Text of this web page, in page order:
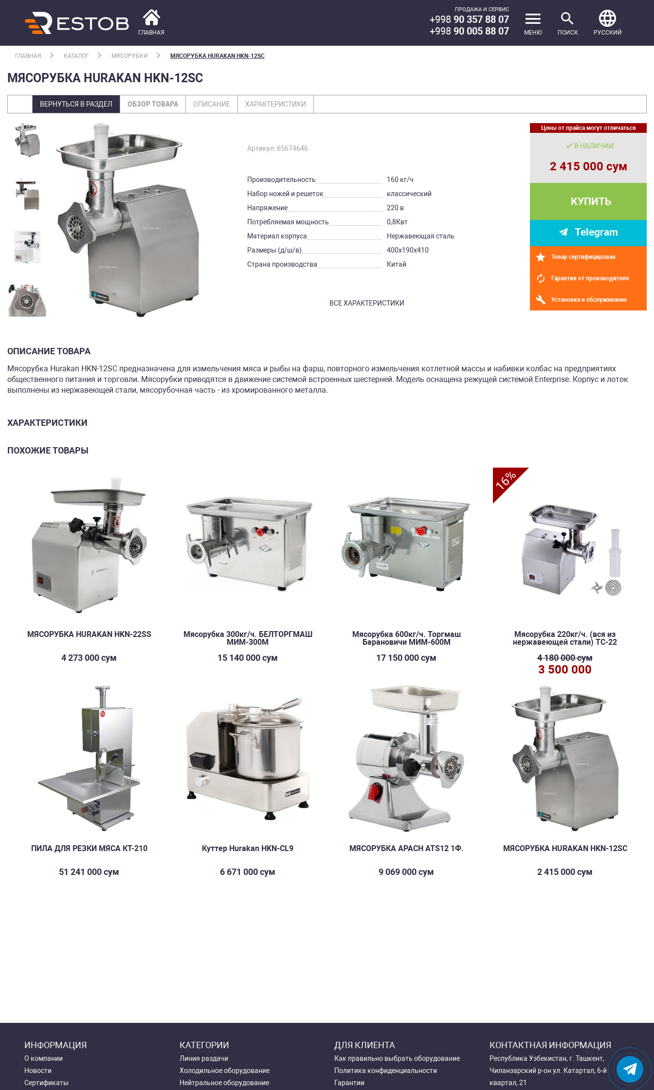
ГЛАВНАЯ
ПРОДАЖА И СЕРВИС
+998 90 357 88 07
+998 90 005 88 07 МЕНЮ ПОИСК РУССКИЙ
ГЛАВНАЯ КАТАЛОГ МЯСОРУБКИ МЯСОРУБКА HURAKAN HKN-12SC
МЯСОРУБКА HURAKAN HKN-12SC
ВЕРНУТЬСЯ В РАЗДЕЛ ОБЗОР ТОВАРА ОПИСАНИЕ ХАРАКТЕРИСТИКИ
Артикул: 65674646
Производительность
160 кг/ч
Набор ножей и решеток
классический
Напряжение
220 в
Потребляемая мощность
0,8Квт
Материал корпуса
Нержавеющая сталь
Размеры (д/ш/в)
400х190х410
Страна производства
Китай
ВСЕ ХАРАКТЕРИСТИКИ
Цены от прайса могут отличаться
В НАЛИЧИИ
2 415 000 сум
КУПИТЬ
Telegram
Товар сертифицирован
Гарантия от производителя
Установка и обслуживание
ОПИСАНИЕ ТОВАРА
Мясорубка Hurakan HKN-12SC предназначена для измельчения мяса и рыбы на фарш, повторного измельчения котлетной массы и набивки колбас на предприятиях
общественного питания и торговли. Мясорубки приводятся в движение системой встроенных шестерней. Модель оснащена режущей системой Enterprise. Корпус и лоток
выполнены из нержавеющей стали, мясорубочная часть - из хромированного металла.
ХАРАКТЕРИСТИКИ
ПОХОЖИЕ ТОВАРЫ
МЯСОРУБКА HURAKAN HKN-22SS
4 273 000 сум
Мясорубка 300кг/ч. БЕЛТОРГМАШ
МИМ-300М
15 140 000 сум
Мясорубка 600кг/ч. Торгмаш
Барановичи МИМ-600М
17 150 000 сум
16%
Мясорубка 220кг/ч. (вся из
нержавеющей стали) TC-22
4 180 000 сум
3 500 000
ПИЛА ДЛЯ РЕЗКИ МЯСА КТ-210
51 241 000 сум
Куттер Hurakan HKN-CL9
6 671 000 сум
МЯСОРУБКА APACH ATS12 1Ф.
9 069 000 сум
МЯСОРУБКА HURAKAN HKN-12SC
2 415 000 сум
ИНФОРМАЦИЯ
О компании
Новости
Сертификаты
КАТЕГОРИИ
Линия раздачи
Холодильное оборудование
Нейтральное оборудование
ДЛЯ КЛИЕНТА
Как правильно выбрать оборудование
Политика конфиденциальности
Гарантии
КОНТАКТНАЯ ИНФОРМАЦИЯ
Республика Узбекистан, г. Ташкент,
Чиланзарский р-он ул. Катартал, 6-й
квартал, 21